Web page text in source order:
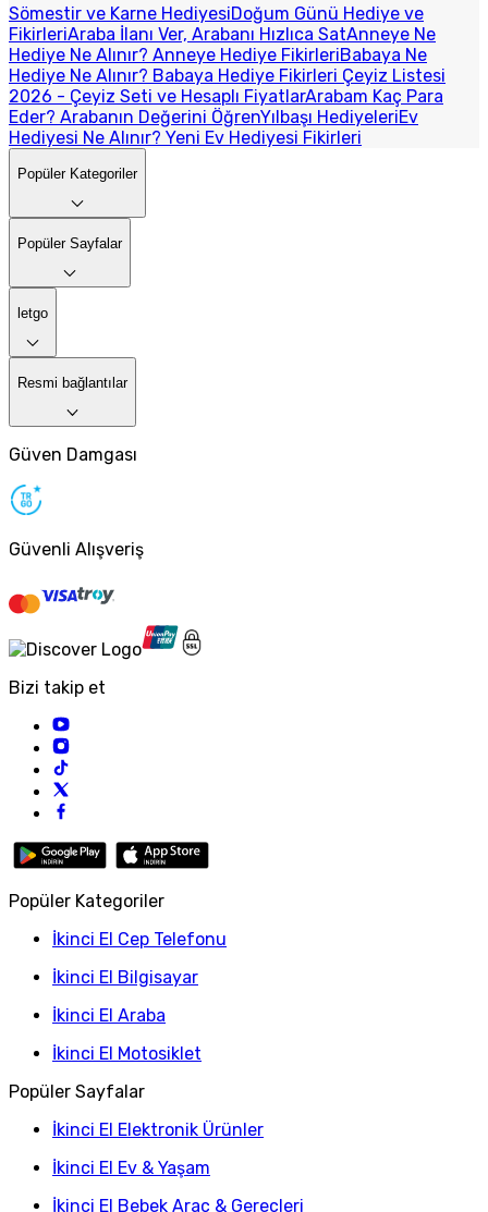
Sömestir ve Karne HediyesiDoğum Günü Hediye ve
FikirleriAraba İlanı Ver, Arabanı Hızlıca SatAnneye Ne
Hediye Ne Alınır? Anneye Hediye FikirleriBabaya Ne
Hediye Ne Alınır? Babaya Hediye Fikirleri Çeyiz Listesi
2026 - Çeyiz Seti ve Hesaplı FiyatlarArabam Kaç Para
Eder? Arabanın Değerini ÖğrenYılbaşı HediyeleriEv
Hediyesi Ne Alınır? Yeni Ev Hediyesi Fikirleri
Popüler Kategoriler
Popüler Sayfalar
letgo
Resmi bağlantılar
Güven Damgası
Güvenli Alışveriş
Bizi takip et
Popüler Kategoriler
İkinci El Cep Telefonu
İkinci El Bilgisayar
İkinci El Araba
İkinci El Motosiklet
Popüler Sayfalar
İkinci El Elektronik Ürünler
İkinci El Ev & Yaşam
İkinci El Bebek Araç & Gereçleri